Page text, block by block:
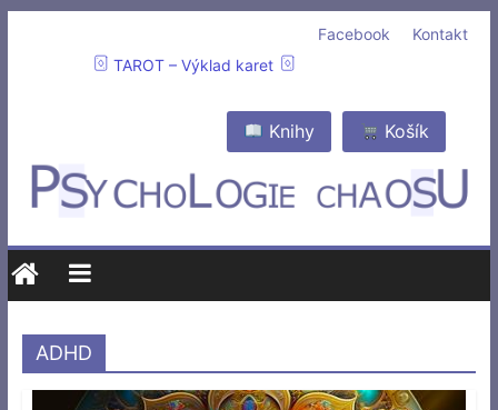
Kontakt
Facebook
TAROT – Výklad karet
Košík
Knihy
ADHD